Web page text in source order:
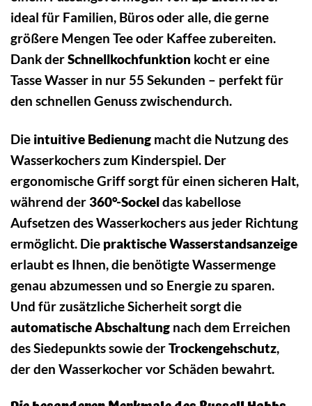
ideal für Familien, Büros oder alle, die gerne
größere Mengen Tee oder Kaffee zubereiten.
Dank derSchnellkochfunktion kocht er eine
Tasse Wasser in nur 55 Sekunden – perfekt für
den schnellen Genuss zwischendurch.
Die intuitive Bedienung macht die Nutzung des
Wasserkochers zum Kinderspiel. Der
ergonomische Griff sorgt für einen sicheren Halt,
während der360°-Sockeldas kabellose
Aufsetzen des Wasserkochers aus jeder Richtung
ermöglicht. Die praktische Wasserstandsanzeige
erlaubt es Ihnen, die benötigte Wassermenge
genau abzumessen und so Energie zu sparen.
Und für zusätzliche Sicherheit sorgt die
automatische Abschaltung nach dem Erreichen
des Siedepunkts sowie derTrockengehschutz,
der den Wasserkocher vor Schäden bewahrt.